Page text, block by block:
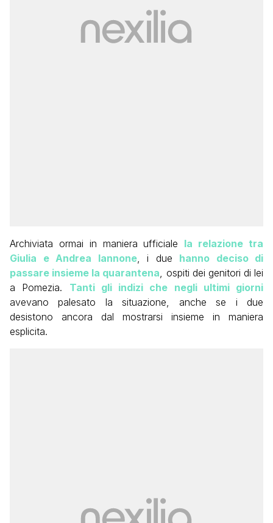
Archiviata ormai in maniera ufficiale la relazione tra
Giulia e Andrea Iannone, i due hanno deciso di
passare insieme la quarantena, ospiti dei genitori di lei
a Pomezia. Tanti gli indizi che negli ultimi giorni
avevano palesato la situazione, anche se i due
desistono ancora dal mostrarsi insieme in maniera
esplicita.